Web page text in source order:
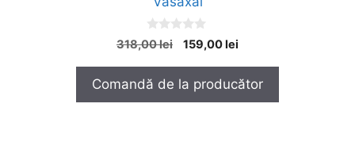
0
o
o
5
318,00lei
Prețul
fost:
159,00lei
este:
159,00 lei.
Comandă de la producător